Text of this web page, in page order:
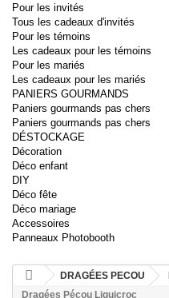
Pour les invités
Tous les cadeaux d'invités
Pour les témoins
Les cadeaux pour les témoins
Pour les mariés
Les cadeaux pour les mariés
PANIERS GOURMANDS
Paniers gourmands pas chers
Paniers gourmands pas chers
DÉSTOCKAGE
Décoration
Déco enfant
DIY
Déco fête
Déco mariage
Accessoires
Panneaux Photobooth
DRAGÉES PECOU
Dragées Pécou Liquicroc